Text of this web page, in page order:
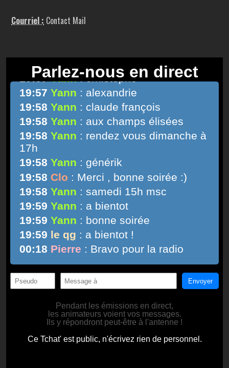
Courriel : Contact Mail